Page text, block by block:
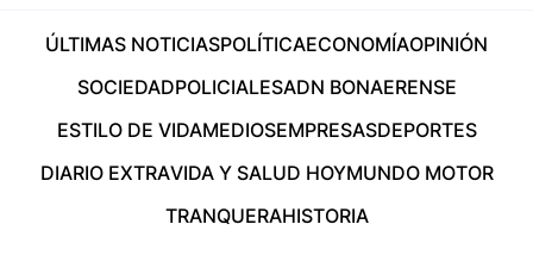
ÚLTIMAS NOTICIASPOLÍTICAECONOMÍAOPINIÓN
SOCIEDADPOLICIALESADN BONAERENSE
ESTILO DE VIDAMEDIOSEMPRESASDEPORTES
DIARIO EXTRAVIDA Y SALUD HOYMUNDO MOTOR
TRANQUERAHISTORIA